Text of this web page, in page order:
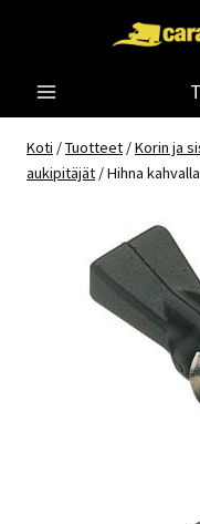
Koti /Tuotteet /Korin ja
aukipitäjät /Hihna